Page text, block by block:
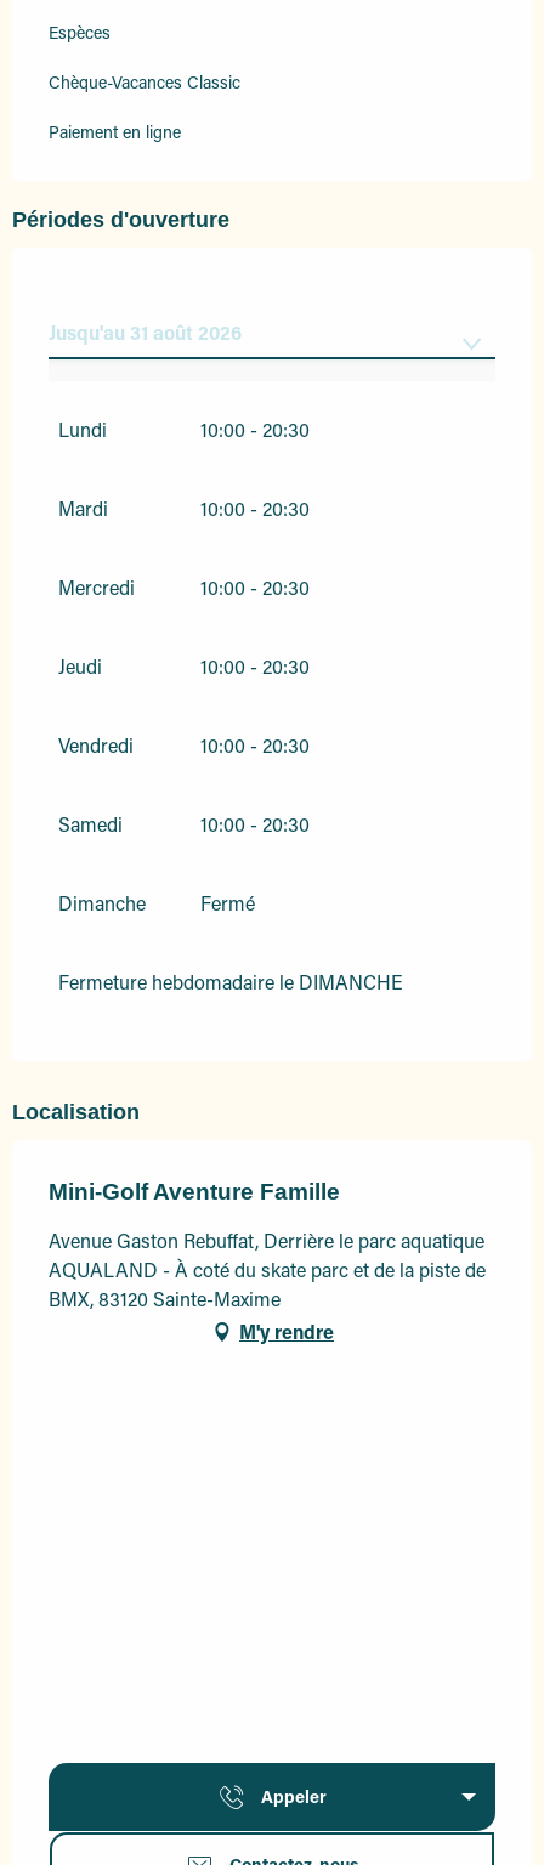
Espèces
Chèque-Vacances Classic
Paiement en ligne
Périodes d'ouverture
Du1 juin 2026 au30 juin 2026
Jusqu'au 31 août 2026
Du1 septembre 2026au18 octobre 2026
Du19 octobre 2026au 31 octobre 2026
2026
Lundi 10:00 - 20:30
Mardi 10:00 - 20:30
Mercredi 10:00 - 20:30
Jeudi 10:00 - 20:30
Vendredi 10:00 - 20:30
Samedi 10:00 - 20:30
Dimanche Fermé
Fermeture hebdomadaire le DIMANCHE
Localisation
Mini-Golf Aventure Famille
Avenue Gaston Rebuffat, Derrière le parc aquatique
AQUALAND - À coté du skate parc et de la piste de
BMX, 83120 Sainte-Maxime
M'y rendre
Appeler